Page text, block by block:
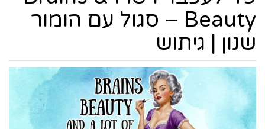
Beauty – סגול עם הומור
שנון | גיתוש